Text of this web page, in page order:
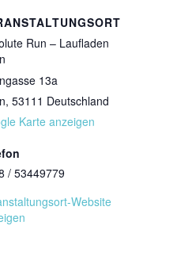
Run – Laufladen
13a
, 53111 Deutschland
Karte anzeigen
/ 53449779
Website